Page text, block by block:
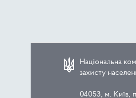
Національна
захисту
04053, м. Київ,